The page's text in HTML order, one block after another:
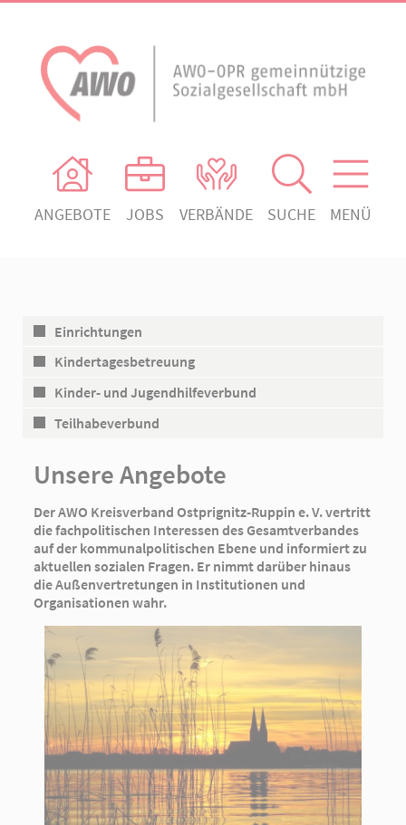
ANGEBOTE JOBS VERBÄNDE SUCHE MENÜ
Ihr Engagement
AWO Ortsverein Rheinsberg
Einrichtungen
Kindertagesbetreuung
Kinder- und Jugendhilfeverbund
Teilhabeverbund
Unsere Angebote
Der AWO Kreisverband Ostprignitz-Ruppin e. V. vertritt
die fachpolitischen Interessen des Gesamtverbandes
auf der kommunalpolitischen Ebene und informiert zu
aktuellen sozialen Fragen. Er nimmt darüber hinaus
die Außenvertretungen in Institutionen und
Organisationen wahr.